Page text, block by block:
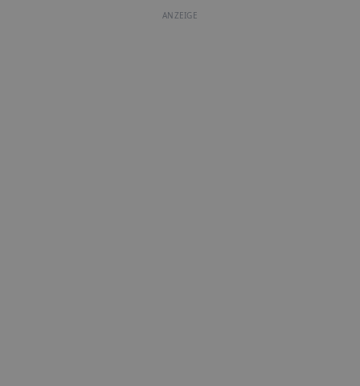
ANZEIGE